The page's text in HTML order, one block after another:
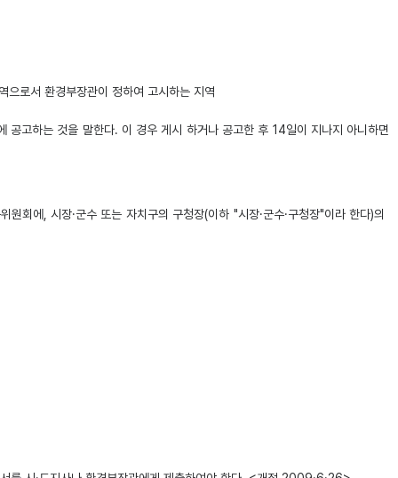
으로서 환경부장관이 정하여 고시하는 지역
공고하는 것을 말한다. 이 경우 게시 하거나 공고한 후 14일이 지나지 아니하면
회에, 시장·군수 또는 자치구의 구청장(이하 "시장·군수·구청장"이라 한다)의